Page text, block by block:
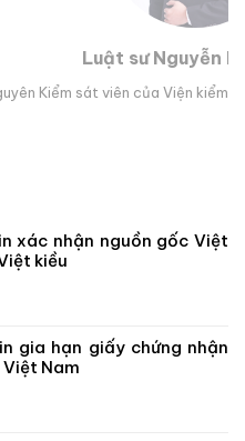
Hoài Bão
sát nhân dân TP Đà Nẵng.
xác nhận nguồn gốc Việt
kiều
gia hạn giấy chứng nhận
Nam